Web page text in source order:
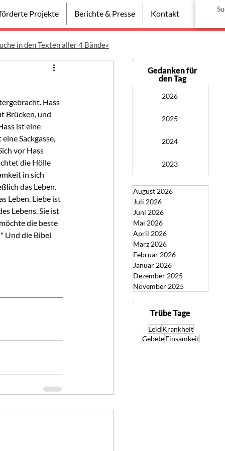
Projekte Berichte & Presse Kontakt
Hass
Brücken, und
ist eine
Sackgasse,
vor Hass
die Hölle
in sich
das Leben.
Leben. Liebe ist
Lebens. Sie ist
die beste
Und die Bibel
Gedanken für
den Tag
2026
2025
2024
2023
August 2026
Juli 2026
Juni 2026
Mai 2026
April 2026
März 2026
Februar 2026
Januar 2026
Dezember 2025
November 2025
in den Texten aller 4 Bände«
Trübe Tage
Leid Krankheit
Gebete Einsamkeit